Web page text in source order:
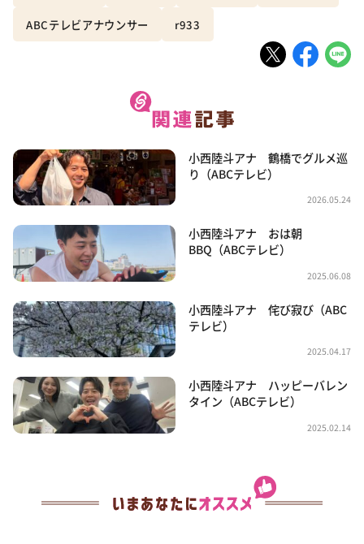
ABCテレビアナウンサー r933
小西陸斗アナ 鶴橋でグルメ巡
り（ABCテレビ）
2026.05.24
小西陸斗アナ おは朝
BBQ（ABCテレビ）
2025.06.08
小西陸斗アナ 侘び寂び（ABC
テレビ）
2025.04.17
小西陸斗アナ ハッピーバレン
タイン（ABCテレビ）
2025.02.14